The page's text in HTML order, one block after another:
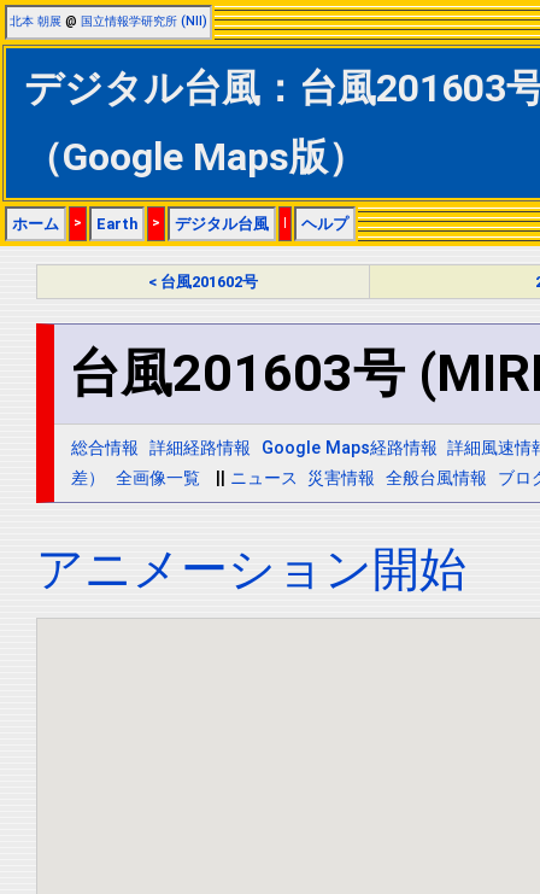
北本 朝展 @ 国立情報学研究所 (NII)
デジタル台風：台風201603
（Google Maps版）
ホーム > Earth > デジタル台風 | ヘルプ
< 台風201602号
台風201603号
総合情報 詳細経路情報 Google Maps経路情報 詳細風速情
差）
全画像一覧 ニュース 災害情報 全般台風情報 ブロ
アニメーション開始